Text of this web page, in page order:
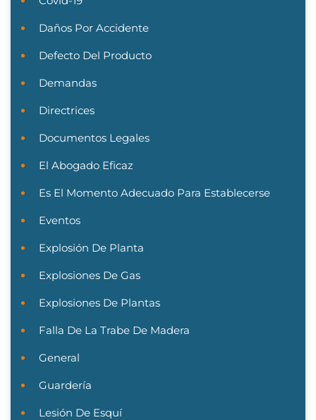
Daños Por Accidente
Defecto Del Producto
Demandas
Directrices
Documentos Legales
El Abogado Eficaz
Es El Momento Adecuado Para Establecerse
Eventos
Explosión De Planta
Explosiones De Gas
Explosiones De Plantas
Falla De La Trabe De Madera
General
Guardería
Lesión De Esquí